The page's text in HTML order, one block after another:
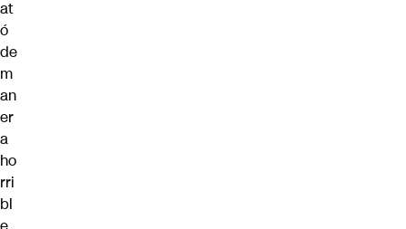
at
ó
de
m
an
er
a
ho
rri
bl